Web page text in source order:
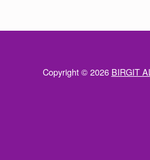
Copyright © 2026 BIRGIT